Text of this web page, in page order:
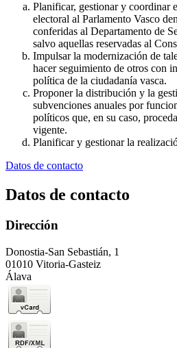
Planificar, gestionar y coordinar
electoral al Parlamento Vasco
conferidas al Departamento de
salvo aquellas reservadas al
Impulsar la modernización de
hacer seguimiento de otros con
política de la ciudadanía vasca.
Proponer la distribución y la
subvenciones anuales por
políticos que, en su caso,
vigente.
Planificar y gestionar la
Datos de contacto
Datos de contacto
Dirección
Donostia-San Sebastián, 1
01010 Vitoria-Gasteiz
Álava